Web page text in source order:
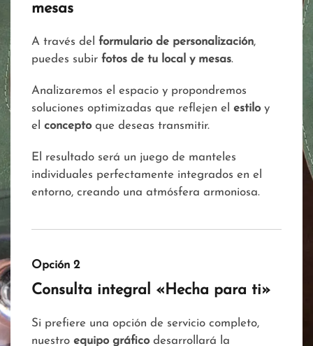
mesas
A través del formulario de personalización,
puedes subir fotos de tu local y mesas.
Analizaremos el espacio y propondremos
soluciones optimizadas que reflejen el estiloy
el conceptoque deseas transmitir.
El resultado será un juego de manteles
individuales perfectamente integrados en el
entorno, creando una atmósfera armoniosa.
Opción 2
Consulta integral «Hecha para ti»
Si prefiere una opción de servicio completo,
nuestro equipo gráficodesarrollará la